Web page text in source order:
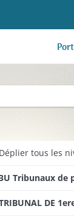
Dépliertous les
Tribunaux de
DE